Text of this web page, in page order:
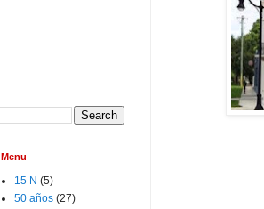
Menu
15 N (5)
50 años (27)